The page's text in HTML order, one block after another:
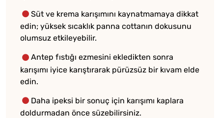
Süt ve krema karışımını kaynatmamaya dikkat
edin; yüksek sıcaklık panna cottanın dokusunu
olumsuz etkileyebilir.
Antep fıstığı ezmesini ekledikten sonra
karışımı iyice karıştırarak pürüzsüz bir kıvam elde
edin.
Daha ipeksi bir sonuç için karışımı kaplara
doldurmadan önce süzebilirsiniz.